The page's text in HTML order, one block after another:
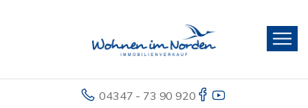
04347 - 73 90 920